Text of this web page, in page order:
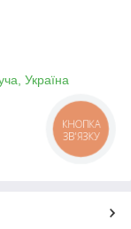
Україна
КНОПКА
ЗВ'ЯЗКУ